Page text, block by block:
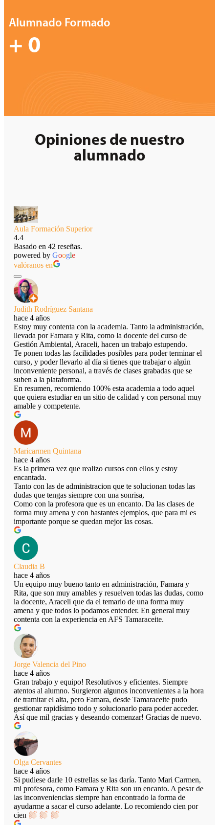
Alumnado Formado
+ 0
Opiniones de nuestro
alumnado
Aula Formación Superior
4.4
Basado en 42 reseñas.
powered by Google
valóranos en
Judith Rodríguez Santana
hace 4 años
Estoy muy contenta con la academia. Tanto la administración,
llevada por Famara y Rita, como la docente del curso de
Gestión Ambiental, Araceli, hacen un trabajo estupendo.
Te ponen todas las facilidades posibles para poder terminar el
curso, y poder llevarlo al día si tienes que trabajar o algún
inconveniente personal, a través de clases grabadas que se
suben a la plataforma.
En resumen, recomiendo 100% esta academia a todo aquel
que quiera estudiar en un sitio de calidad y con personal muy
amable y competente.
Maricarmen Quintana
hace 4 años
Es la primera vez que realizo cursos con ellos y estoy
encantada.
Tanto con las de administracion que te solucionan todas las
dudas que tengas siempre con una sonrisa,
Como con la profesora que es un encanto. Da las clases de
forma muy amena y con bastantes ejemplos, que para mi es
importante porque se quedan mejor las cosas.
Claudia B
hace 4 años
Un equipo muy bueno tanto en administración, Famara y
Rita, que son muy amables y resuelven todas las dudas, como
la docente, Araceli que da el temario de una forma muy
amena y que todos lo podamos entender. En general muy
contenta con la experiencia en AFS Tamaraceite.
Jorge Valencia del Pino
hace 4 años
Gran trabajo y equipo! Resolutivos y eficientes. Siempre
atentos al alumno. Surgieron algunos inconvenientes a la hora
de tramitar el alta, pero Famara, desde Tamaraceite pudo
gestionar rapidísimo todo y solucionarlo para poder acceder.
Así que mil gracias y deseando comenzar! Gracias de nuevo.
Olga Cervantes
hace 4 años
Si pudiese darle 10 estrellas se las daría. Tanto Mari Carmen,
mi profesora, como Famara y Rita son un encanto. A pesar de
las inconveniencias siempre han encontrado la forma de
ayudarme a sacar el curso adelante. Lo recomiendo cien por
cien